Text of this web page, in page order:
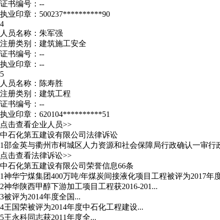
证书编号：--
执业印章：500237**********90
4
人员名称：朱军强
注册类别：建筑施工安全
证书编号：--
执业印章：--
5
人员名称：陈寿胜
注册类别：建筑工程
证书编号：--
执业印章：620104**********51
点击查看企业人员>>
中石化第五建设有限公司法律诉讼
1邵金英与衢州市柯城区人力资源和社会保障局行政确认一审行
点击查看法律诉讼>>
中石化第五建设有限公司荣誉信息66条
1神华宁煤集团400万吨/年煤炭间接液化项目工程被评为2017年
2神华陕西甲醇下游加工项目工程获2016-201...
3被评为2014年度全国...
4王国荣被评为2014年度中石化工程建设...
5王永科同志获2011年度全...